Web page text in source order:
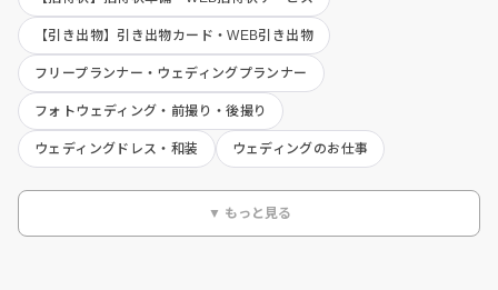
【引き出物】引き出物カード・WEB引き出物
フリープランナー・ウェディングプランナー
フォトウェディング・前撮り・後撮り
ウェディングドレス・和装 ウェディングのお仕事
▼ もっと見る